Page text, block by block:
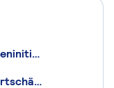
1. Entscheidungsfreude & Eigeninitiative
3. Motivationsfähigkeit & Wertschätzung